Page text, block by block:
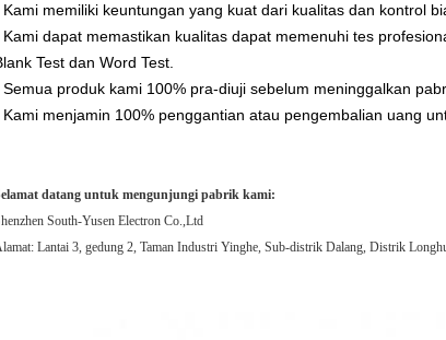
Kami memiliki keuntungan yang kuat dari kualitas dan kontrol
Kami dapat memastikan kualitas dapat memenuhi tes
Test dan Word Test.
Semua produk kami 100% pra-diuji sebelum meninggalkan
Kami menjamin 100% penggantian atau pengembalian uang
datang untuk mengunjungi pabrik kami:
South-Yusen Electron Co.,Ltd
Lantai 3, gedung 2, Taman Industri Yinghe, Sub-distrik Dalang, Distrik